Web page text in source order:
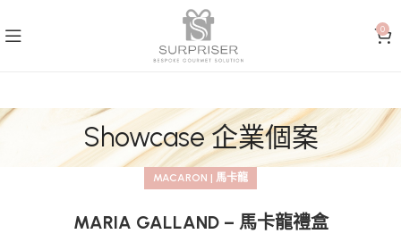
0
Showcase 企業個案
MACARON | 馬卡龍
MARIA GALLAND – 馬卡龍禮盒